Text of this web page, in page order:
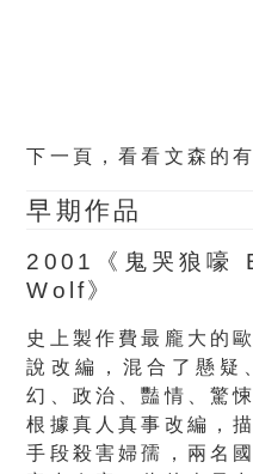
下一頁，看看文森的
早期作品
2001《鬼哭狼
Wolf》
史上製作費最龐大的
說改編，混合了懸疑
幻、政治、豔情、驚
根據真人真事改編，
手段殺害婦孺，兩名